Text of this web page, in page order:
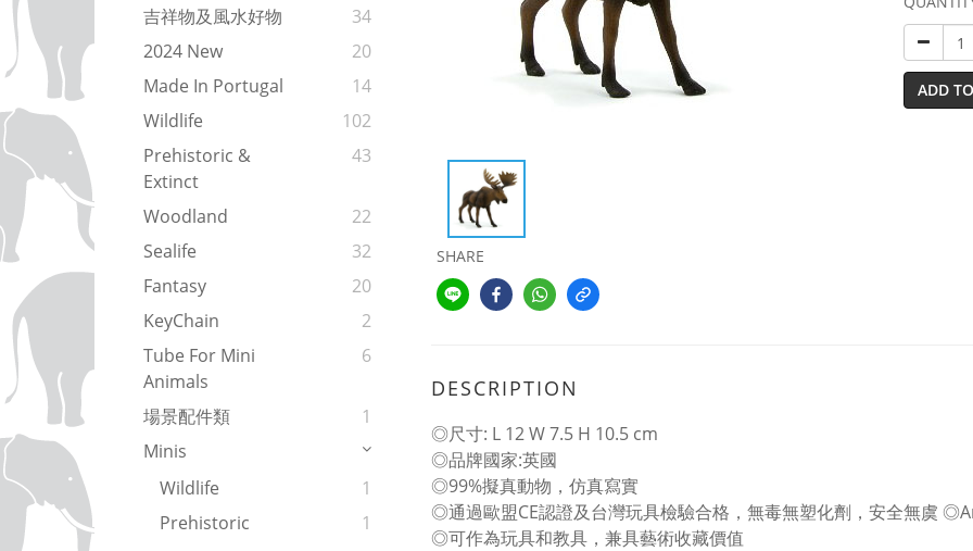
吉祥物及風水好物
34
2024 New
20
Made In Portugal
14
Wildlife
102
Prehistoric &
Extinct
43
Woodland
22
Sealife
32
Fantasy
20
KeyChain
2
Tube For Mini
Animals
6
場景配件類
1
Minis
Wildlife
1
Prehistoric
1
SHARE
ADD
DESCRIPTION
◎尺寸: L 12 W 7.5 H 10.5 cm
◎品牌國家:英國
◎99%擬真動物，仿真寫實
◎通過歐盟CE認證及台灣玩具檢驗合格，無毒無塑化劑，安全無虞
◎可作為玩具和教具，兼具藝術收藏價值